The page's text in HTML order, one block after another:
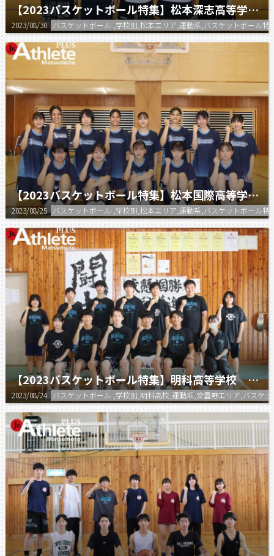
【2023バスケットボール特集】松本深志高等学校 女子バスケットボール部
2023/08/30 バスケットボール ,学校別,松本エリア,運動系,バスケットボール
【2023バスケットボール特集】松本国際高等学校 女子バスケットボール部
2023/08/25 バスケットボール ,学校別,松本エリア,運動系,バスケットボール
【2023バスケットボール特集】明科高等学校 バスケットボール部
2023/08/24 バスケットボール ,学校別,明科高校,運動系,安曇野エリア,バスケ